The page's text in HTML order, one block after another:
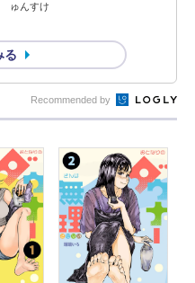
ゅんすけ
る
Recommended by